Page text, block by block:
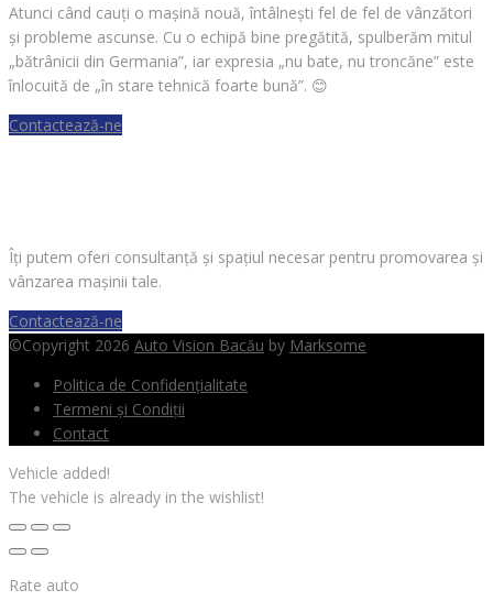
Atunci când cauți o mașină nouă, întâlnești fel de fel de vânzători
și probleme ascunse. Cu o echipă bine pregătită, spulberăm mitul
„bătrânicii din Germania”, iar expresia „nu bate, nu troncăne” este
înlocuită de „în stare tehnică foarte bună”. 😊
Contactează-ne
Îți putem oferi consultanță și spațiul necesar pentru promovarea și
vânzarea mașinii tale.
Contactează-ne
©Copyright 2026 Auto Vision Bacău by Marksome
Politica de Confidențialitate
Termeni și Condiții
Contact
Vehicle added!
The vehicle is already in the wishlist!
Rate auto